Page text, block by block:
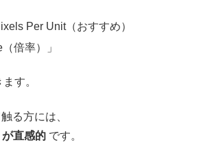
Per Unit（おすすめ）
倍率）」
す。
る方には、
直感的 です。